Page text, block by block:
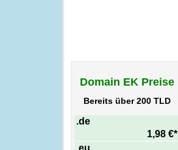
Domain EK Preise
Bereits über 200 TLD
.de
1,98 €*
.eu